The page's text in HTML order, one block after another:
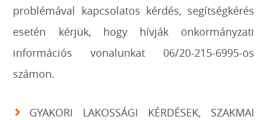
problémával kapcsolatos kérdés, segítségkérés
esetén kérjük, hogy hívják önkormányzati
információs vonalunkat 06/20-215-6995-ös
számon.
GYAKORI LAKOSSÁGI KÉRDÉSEK, SZAKMAI